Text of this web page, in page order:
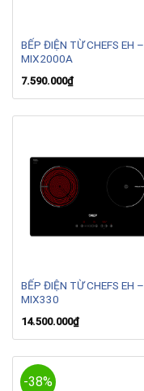
BẾP ĐIỆN TỪ CHEFS EH –
MIX2000A
7.590.000₫
BẾP ĐIỆN TỪ CHEFS EH –
MIX330
14.500.000₫
-38%